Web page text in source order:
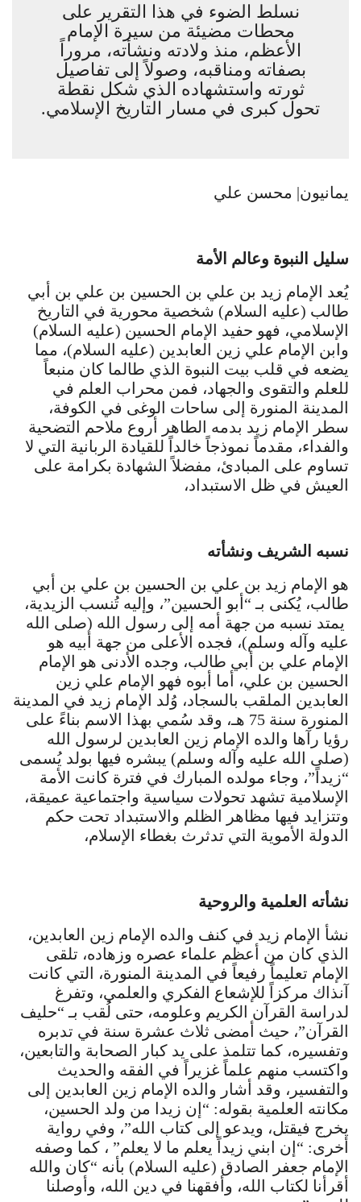
نسلط الضوء في هذا التقرير على
محطات مضيئة من سيرة الإمام
الأعظم، منذ ولادته ونشأته، مروراً
بصفاته ومناقبه، وصولاً إلى تفاصيل
ثورته واستشهاده الذي شكل نقطة
تحول كبرى في مسار التاريخ الإسلامي.
يمانيون| محسن علي
سليل النبوة وعالم الأمة
يُعد الإمام زيد بن علي بن الحسين بن علي بن أبي
طالب (عليه السلام) شخصية محورية في التاريخ
الإسلامي، فهو حفيد الإمام الحسين (عليه السلام)
وابن الإمام علي زين العابدين (عليه السلام)، مما
يضعه في قلب بيت النبوة الذي طالما كان منبعاً
للعلم والتقوى والجهاد، فمن محراب العلم في
المدينة المنورة إلى ساحات الوغى في الكوفة،
سطر الإمام زيد بدمه الطاهر أروع ملاحم التضحية
والفداء، مقدماً نموذجاً خالداً للقيادة الربانية التي لا
تساوم على المبادئ، مفضلاً الشهادة بكرامة على
العيش في ظل الاستبداد،
نسبه الشريف ونشأته
هو الإمام زيد بن علي بن الحسين بن علي بن أبي
طالب، يُكنى بـ “أبو الحسين”، وإليه تُنسب الزيدية،
يمتد نسبه من جهة أمه إلى رسول الله (صلى الله
عليه وآله وسلم)، فجده الأعلى من جهة أبيه هو
الإمام علي بن أبي طالب، وجده الأدنى هو الإمام
الحسين بن علي، أما أبوه فهو الإمام علي زين
العابدين الملقب بالسجاد، وُلد الإمام زيد في المدينة
المنورة سنة 75 هـ، وقد سُمي بهذا الاسم بناءً على
رؤيا رآها والده الإمام زين العابدين لرسول الله
(صلى الله عليه وآله وسلم) يبشره فيها بولد يُسمى
“زيداً”، وجاء مولده المبارك في فترة كانت الأمة
الإسلامية تشهد تحولات سياسية واجتماعية عميقة،
وتتزايد فيها مظاهر الظلم والاستبداد تحت حكم
الدولة الأموية التي تدثرث بغطاء الإسلام،
نشأته العلمية والروحية
نشأ الإمام زيد في كنف والده الإمام زين العابدين،
الذي كان من أعظم علماء عصره وزهاده، تلقى
الإمام تعليماً رفيعاً في المدينة المنورة، التي كانت
آنذاك مركزاً للإشعاع الفكري والعلمي، وتفرغ
لدراسة القرآن الكريم وعلومه، حتى لُقب بـ “حليف
القرآن”، حيث أمضى ثلاث عشرة سنة في تدبره
وتفسيره، كما تتلمذ على يد كبار الصحابة والتابعين،
واكتسب منهم علماً غزيراً في الفقه والحديث
والتفسير، وقد أشار والده الإمام زين العابدين إلى
مكانته العلمية بقوله: “إن زيدا من ولد الحسين،
يخرج فيقتل، ويدعو إلى كتاب الله”، وفي رواية
أخرى: “إن ابني زيداً يعلم ما لا يعلم” ، كما وصفه
الإمام جعفر الصادق (عليه السلام) بأنه “كان والله
أقرأنا لكتاب الله، وأفقهنا في دين الله، وأوصلنا